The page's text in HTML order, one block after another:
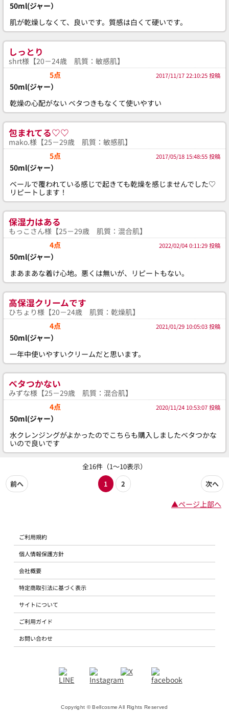
50ml(ジャー）
肌が乾燥しなくて、良いです。質感は白くて硬いです。
しっとり
shrt様【20－24歳 肌質：敏感肌】
5点
2017/11/17 22:10:25 投稿
50ml(ジャー）
乾燥の心配がない ベタつきもなくて使いやすい
包まれてる♡♡
mako.様【25－29歳 肌質：敏感肌】
5点
2017/05/18 15:48:55 投稿
50ml(ジャー）
ベールで覆われている感じで起きても乾燥を感じませんでした♡
リピートします！
保湿力はある
もっこさん様【25－29歳 肌質：混合肌】
4点
2022/02/04 0:11:29 投稿
50ml(ジャー）
まあまあな着け心地。悪くは無いが、リピートもない。
高保湿クリームです
ひちょり様【20－24歳 肌質：乾燥肌】
4点
2021/01/29 10:05:03 投稿
50ml(ジャー）
一年中使いやすいクリームだと思います。
ベタつかない
みずな様【25－29歳 肌質：混合肌】
4点
2020/11/24 10:53:07 投稿
50ml(ジャー）
水クレンジングがよかったのでこちらも購入しましたベタつかな
いので良いです
全16件（1～10表示）
前へ
1 2 次へ
▲ページ上部へ
ご利用規約
個人情報保護方針
会社概要
特定商取引法に基づく表示
サイトについて
ご利用ガイド
お問い合わせ
Copyright © Bellcosme All Rights Reserved